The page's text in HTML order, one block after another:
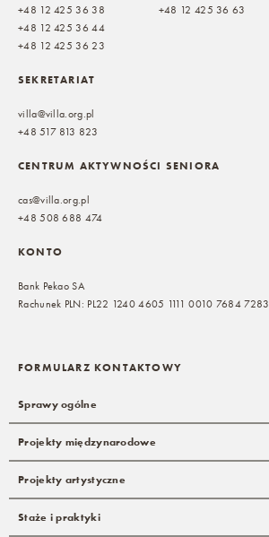
+48 12 425 36 38
+48 12 425 36 44
+48 12 425 36 23
+48 12 425 36 63
SEKRETARIAT
villa@villa.org.pl
+48 517 813 823
CENTRUM AKTYWNOŚCI SENIORA
cas@villa.org.pl
+48 508 688 474
KONTO
Bank Pekao SA
Rachunek PLN: PL22 1240 4605 1111 0010 7684 7283
FORMULARZ KONTAKTOWY
Sprawy ogólne
Projekty międzynarodowe
Projekty artystyczne
Staże i praktyki